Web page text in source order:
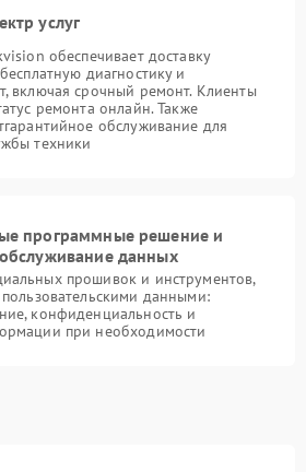
услуг
обеспечивает доставку
диагностику и
включая срочный ремонт. Клиенты
ремонта онлайн. Также
обслуживание для
техники
программные решение и
данных
прошивок и инструментов,
данными:
конфиденциальность и
при необходимости